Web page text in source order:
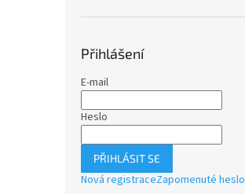
Přihlášení
E-mail
Heslo
PŘIHLÁSIT SE
Nová registraceZapomenuté heslo